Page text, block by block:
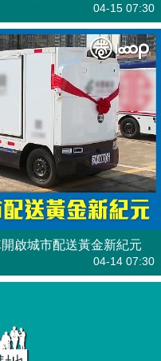
04-15 07:30
啟城市配送黃金新紀元
04-14 07:30